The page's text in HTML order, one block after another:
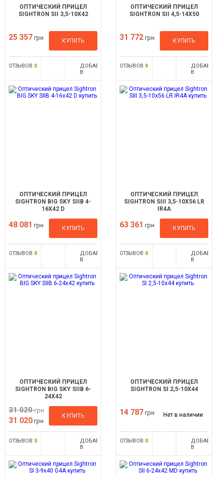
ОПТИЧЕСКИЙ ПРИЦЕЛ
SIGHTRON SII 3,5-10X42
25 357 грн КУПИТЬ
ОТЗЫВОВ:0
ДОБАВИТЬ
В
ОПТИЧЕСКИЙ ПРИЦЕЛ
SIGHTRON SII 4,5-14X50
31 772 грн КУПИТЬ
ОТЗЫВОВ:0
В
ОПТИЧЕСКИЙ ПРИЦЕЛ
SIGHTRON BIG SKY SIIB 4-
16X42 D
48 081 грн КУПИТЬ
ОТЗЫВОВ:0
ДОБАВИТЬ
В
ОПТИЧЕСКИЙ ПРИЦЕЛ
SIGHTRON SIII 3,5-10X56 LR
IR4A
63 361 грн КУПИТЬ
ОТЗЫВОВ:0
В
ОПТИЧЕСКИЙ ПРИЦЕЛ
SIGHTRON BIG SKY SIIB 6-
24X42
31 020грн
31 020 грн
КУПИТЬ
ОТЗЫВОВ:0
ДОБАВИТЬ
В
ОПТИЧЕСКИЙ ПРИЦЕЛ
SIGHTRON SI 2,5-10X44
14 787 грн Нет в наличии
ОТЗЫВОВ:0
В